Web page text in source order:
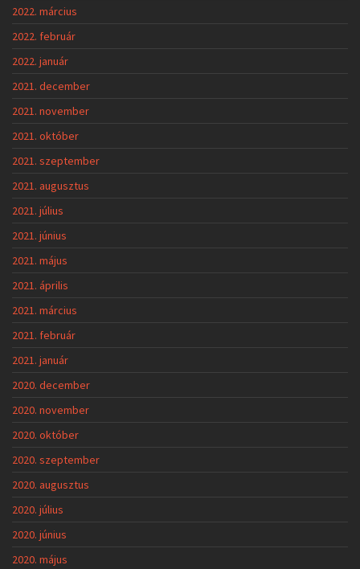
2022. március
2022. február
2022. január
2021. december
2021. november
2021. október
2021. szeptember
2021. augusztus
2021. július
2021. június
2021. május
2021. április
2021. március
2021. február
2021. január
2020. december
2020. november
2020. október
2020. szeptember
2020. augusztus
2020. július
2020. június
2020. május